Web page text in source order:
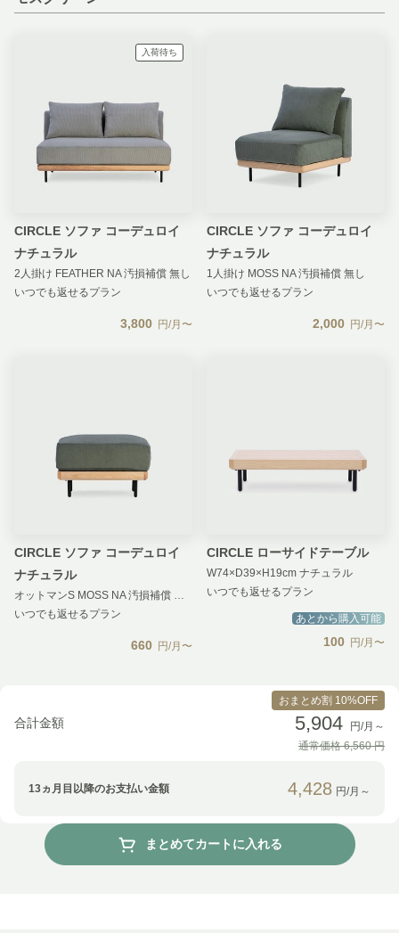
入荷待ち
CIRCLE ソファ コーデュロイ
ナチュラル
2人掛け FEATHER NA 汚損補償 無し
いつでも返せるプラン
3,800 円/月〜
CIRCLE ソファ コーデュロイ
ナチュラル
1人掛け MOSS NA 汚損補償 無し
いつでも返せるプラン
2,000 円/月〜
CIRCLE ソファ コーデュロイ
ナチュラル
オットマンS MOSS NA 汚損補償 無し
いつでも返せるプラン
660 円/月〜
CIRCLE ローサイドテーブル
W74×D39×H19cm ナチュラル
いつでも返せるプラン
あとから購入可能
100 円/月〜
合計金額
おまとめ割 10%OFF
5,904
円/月～
通常価格 6,560 円
13ヵ月目以降のお支払い金額 4,428 円/月～
まとめてカートに入れる